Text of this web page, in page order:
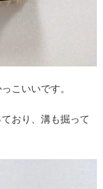
こいいです。
おり、溝も掘って